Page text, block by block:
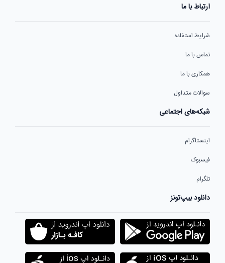
ارتباط با ما
شرایط استفاده
تماس با ما
همکاری با ما
سوالات متداول
شبکه‌های اجتماعی
اینستاگرام
فیسبوک
تلگرام
دانلود بیپ‌تونز